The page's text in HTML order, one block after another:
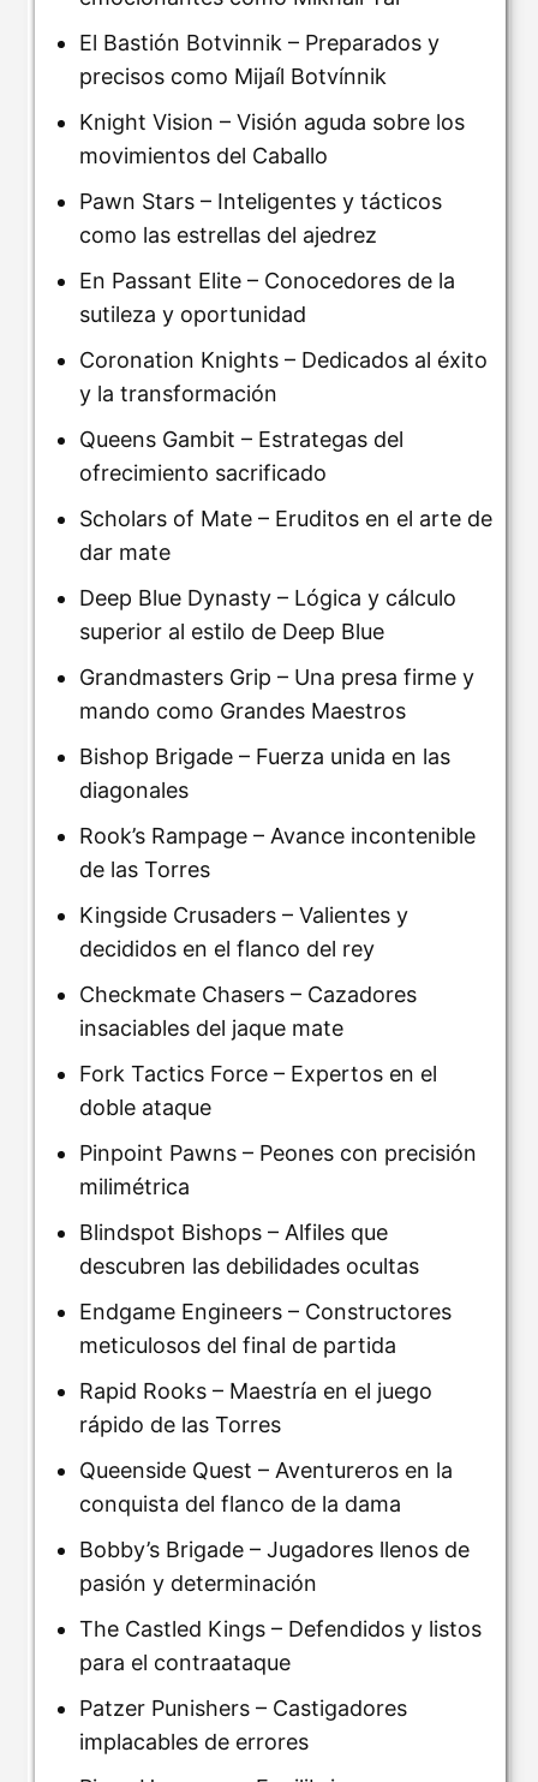
El Bastión Botvinnik – Preparados y
precisos como Mijaíl Botvínnik
Knight Vision – Visión aguda sobre los
movimientos del Caballo
Pawn Stars – Inteligentes y tácticos
como las estrellas del ajedrez
En Passant Elite – Conocedores de la
sutileza y oportunidad
Coronation Knights – Dedicados al éxito
y la transformación
Queens Gambit – Estrategas del
ofrecimiento sacrificado
Scholars of Mate – Eruditos en el arte de
dar mate
Deep Blue Dynasty – Lógica y cálculo
superior al estilo de Deep Blue
Grandmasters Grip – Una presa firme y
mando como Grandes Maestros
Bishop Brigade – Fuerza unida en las
diagonales
Rook’s Rampage – Avance incontenible
de las Torres
Kingside Crusaders – Valientes y
decididos en el flanco del rey
Checkmate Chasers – Cazadores
insaciables del jaque mate
Fork Tactics Force – Expertos en el
doble ataque
Pinpoint Pawns – Peones con precisión
milimétrica
Blindspot Bishops – Alfiles que
descubren las debilidades ocultas
Endgame Engineers – Constructores
meticulosos del final de partida
Rapid Rooks – Maestría en el juego
rápido de las Torres
Queenside Quest – Aventureros en la
conquista del flanco de la dama
Bobby’s Brigade – Jugadores llenos de
pasión y determinación
The Castled Kings – Defendidos y listos
para el contraataque
Patzer Punishers – Castigadores
implacables de errores